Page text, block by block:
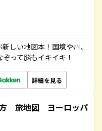
しい地図本！国境や州、
って脳もイキイキ！
詳細を見る
方 旅地図 ヨーロッパ